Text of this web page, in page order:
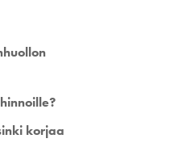
korjaa